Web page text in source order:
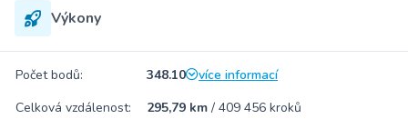
Výkony
Počet bodů: 348.10
více informací
Celková vzdálenost:
295,79 km / 409 456 kroků